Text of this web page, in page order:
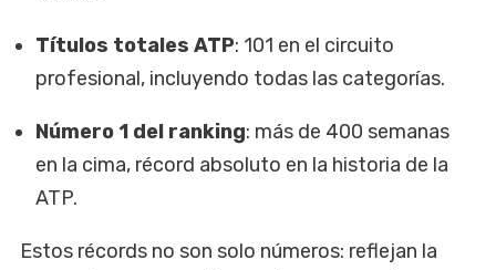
Títulos totales ATP: 101 en el circuito
profesional, incluyendo todas las categorías.
Número 1 del ranking: más de 400 semanas
en la cima, récord absoluto en la historia de la
ATP.
Estos récords no son solo números: reflejan la